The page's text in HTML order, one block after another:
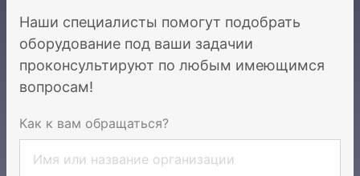
Наши специалисты помогут подобрать
оборудование под ваши задачии
проконсультируют по любым имеющимся
вопросам!
Как к вам обращаться?